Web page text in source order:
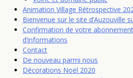
Animation Village Rétrospective
Bienvenue sur le site d’Auzouville
Confirmation de votre
d’informations
Contact
De nouveau parmi nous
Décorations Noël 2020